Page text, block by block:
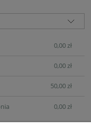
0,00 zł
0,00 zł
50,00 zł
0,00 zł